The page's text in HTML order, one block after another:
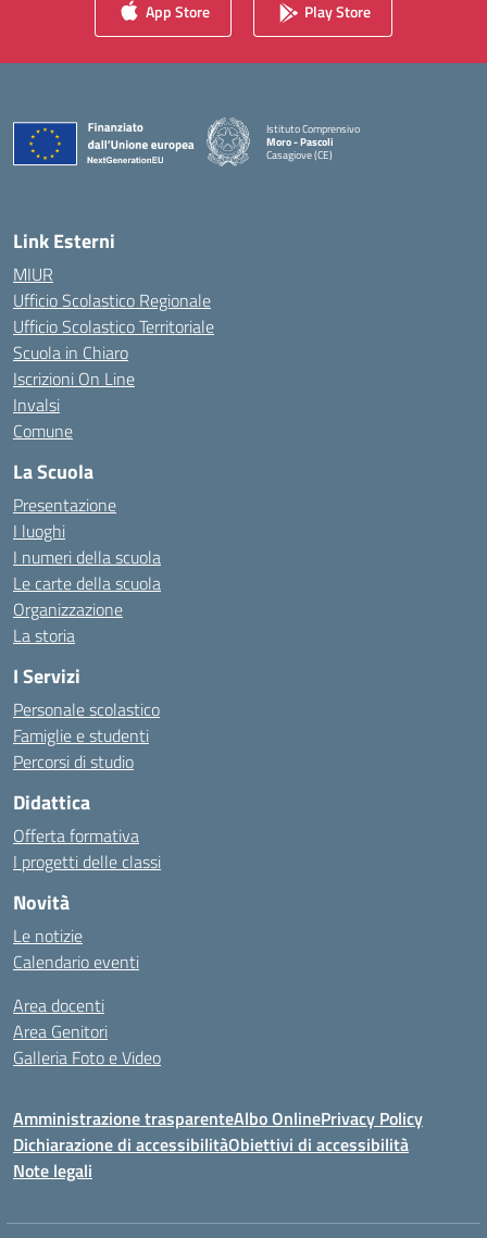
App Store Play Store
Istituto Comprensivo
Moro - Pascoli
Casagiove (CE)
— Visita la pagina iniziale della scuola
Link Esterni
MIUR
Ufficio Scolastico Regionale
Ufficio Scolastico Territoriale
Scuola in Chiaro
Iscrizioni On Line
Invalsi
Comune
La Scuola
Presentazione
I luoghi
I numeri della scuola
Le carte della scuola
Organizzazione
La storia
I Servizi
Personale scolastico
Famiglie e studenti
Percorsi di studio
Didattica
Offerta formativa
I progetti delle classi
Novità
Le notizie
Calendario eventi
Area docenti
Area Genitori
Galleria Foto e Video
Amministrazione trasparenteAlbo OnlinePrivacy Policy
Dichiarazione di accessibilitàObiettivi di accessibilità
Note legali